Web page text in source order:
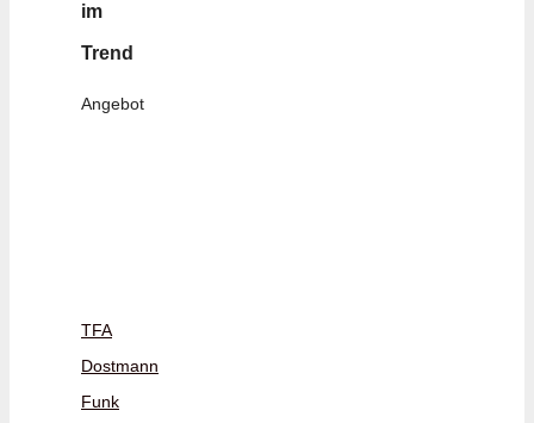
im
Trend
Angebot
TFA
Dostmann
Funk